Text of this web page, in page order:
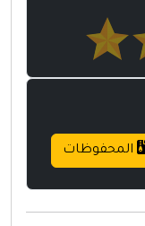
المحفوظات